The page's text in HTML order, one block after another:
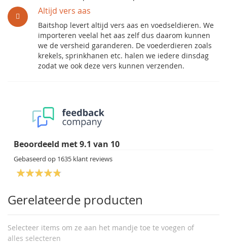
Altijd vers aas
Baitshop levert altijd vers aas en voedseldieren. We
importeren veelal het aas zelf dus daarom kunnen
we de versheid garanderen. De voederdieren zoals
krekels, sprinkhanen etc. halen we iedere dinsdag
zodat we ook deze vers kunnen verzenden.
Beoordeeld met9.1 van 10
Gebaseerd op 1635 klant reviews
Gerelateerde producten
Selecteer items om ze aan het mandje toe te voegen of
alles selecteren